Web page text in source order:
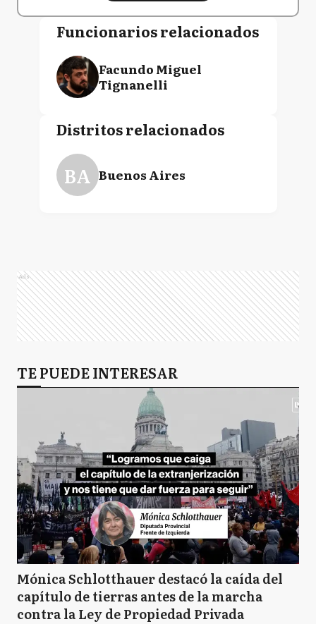
Funcionarios relacionados
Facundo Miguel
Tignanelli
Distritos relacionados
BA Buenos Aires
Ads
TE PUEDE INTERESAR
Mónica Schlotthauer destacó la caída del
capítulo de tierras antes de la marcha
contra la Ley de Propiedad Privada